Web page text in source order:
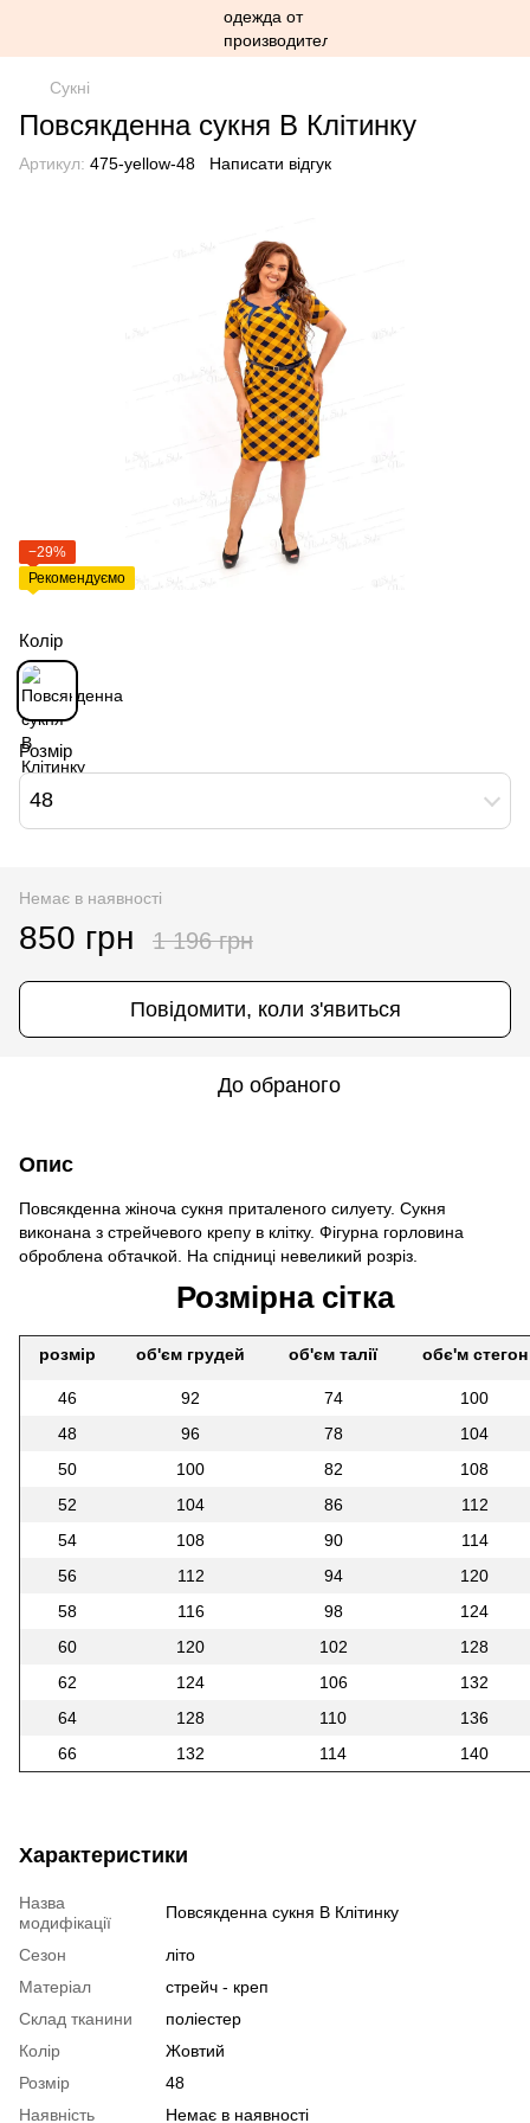
Сукні
Повсякденна сукня В Клітинку
Артикул: 475-yellow-48 Написати відгук
−29%
Рекомендуємо
Колір
Розмір
48
Немає в наявності
850 грн 1 196 грн
Повідомити, коли з'явиться
До обраного
Опис
Повсякденна жіноча сукня приталеного силуету. Сукня
виконана з стрейчевого крепу в клітку. Фігурна горловина
оброблена обтачкой. На спідниці невеликий розріз.
Розмірна сітка
розмір об'єм грудей об'єм талії обє'м стегон
46 92 74
100
48
96 78
104
50
100 82
108
52
104 86
112
54
108 90
114
56
112 94
120
58
116 98
124
60
120 102
128
62
124 106
132
64
128 110
136
66
132 114 140
Характеристики
Назва
модифікації
Повсякденна сукня В Клітинку
Сезон
літо
Матеріал
стрейч - креп
Склад тканини
поліестер
Колір
Жовтий
Розмір
48
Наявність
Немає в наявності